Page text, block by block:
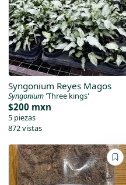
Syngonium Reyes Magos
Syngonium'Three kings'
$200 mxn
5 piezas
872 vistas